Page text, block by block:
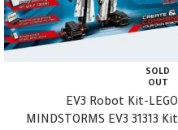
SOLD
OUT
EV3 Robot Kit-LEGO
MINDSTORMS EV3 31313 Kit